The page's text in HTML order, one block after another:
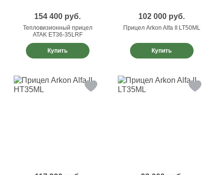
154 400 руб.
Тепловизионный прицел
ATAK ET36-35LRF
Купить
102 000 руб.
Прицел Arkon Alfa II LT50ML
Купить